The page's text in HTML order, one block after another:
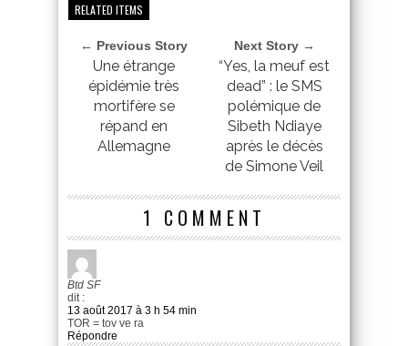
RELATED ITEMS
← Previous Story
Une étrange
épidémie très
mortifère se
répand en
Allemagne
Next Story →
“Yes, la meuf est
dead” : le SMS
polémique de
Sibeth Ndiaye
après le décès
de Simone Veil
1 COMMENT
Btd SF
dit :
13 août 2017 à 3 h 54 min
TOR = tov ve ra
Répondre